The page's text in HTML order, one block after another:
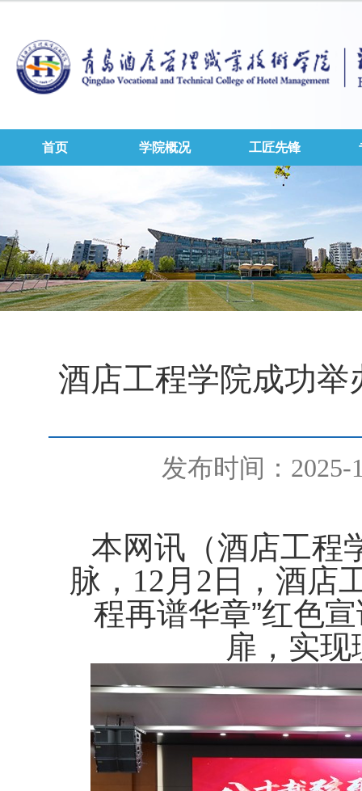
首页 学院概况 工匠先锋
酒店工程学院成功举
发布时间：2025-
本网讯 （酒店工程
脉， 12 月 2日，酒店
程再谱华章”红色
扉，实